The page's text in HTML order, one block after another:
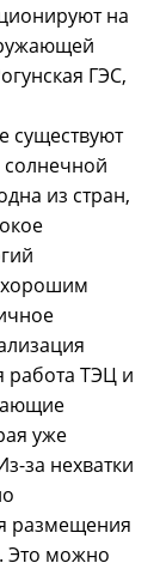
на
ГЭС,
существуют
из стран,
хорошим
работа ТЭЦ и
уже
за нехватки
размещения
Это можно